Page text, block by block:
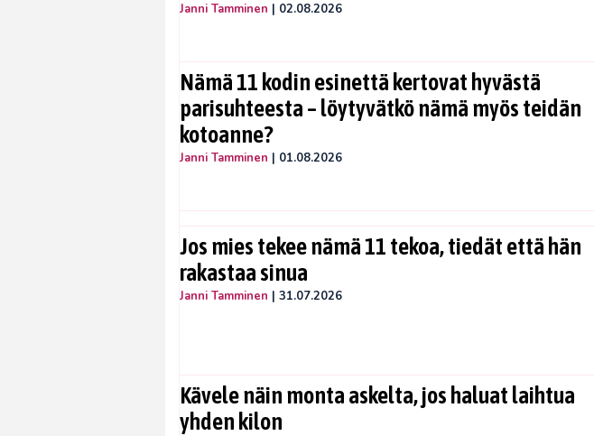
Janni Tamminen | 02.08.2026
Nämä 11 kodin esinettä kertovat hyvästä
parisuhteesta – löytyvätkö nämä myös teidän
kotoanne?
Janni Tamminen | 01.08.2026
Jos mies tekee nämä 11 tekoa, tiedät että hän
rakastaa sinua
Janni Tamminen | 31.07.2026
Kävele näin monta askelta, jos haluat laihtua
yhden kilon